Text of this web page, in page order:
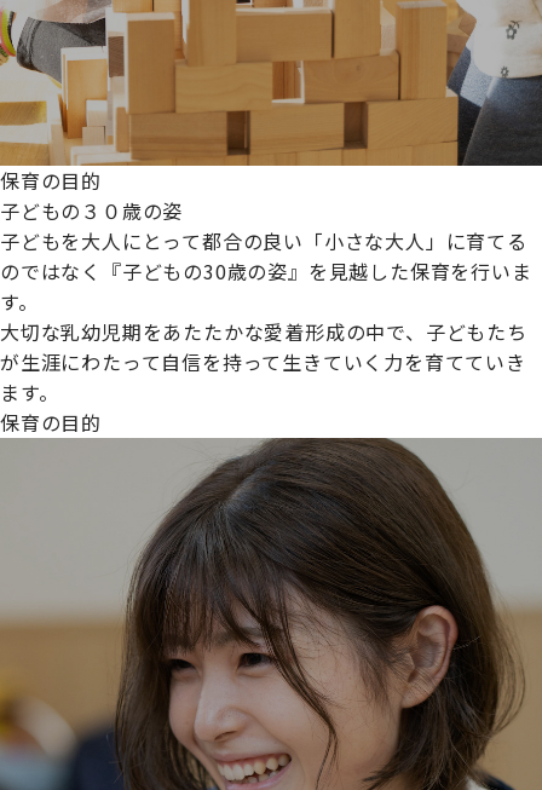
プライムスターほいくえんグループは女性が安心して働き
続けられる環境づくりに取り組んでおり、厚生労働省の
【えるぼし認定(☆☆)】
保育の目的
子どもの３０歳の姿
子どもを大人にとって都合の良い「小さな大人」に育てる
のではなく『子どもの30歳の姿』を見越した保育を行いま
す。
大切な乳幼児期をあたたかな愛着形成の中で、子どもたち
が生涯にわたって自信を持って生きていく力を育てていき
ます。
保育の目的